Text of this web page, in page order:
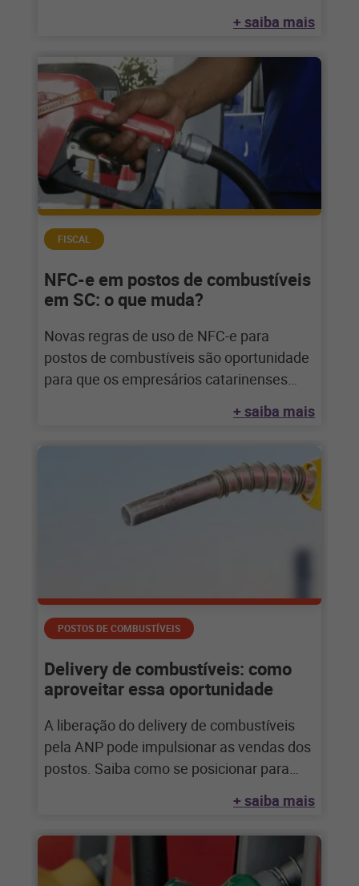
+ saiba mais
FISCAL
NFC-e em postos de combustíveis
em SC: o que muda?
Novas regras de uso de NFC-e para
postos de combustíveis são oportunidade
para que os empresários catarinenses
+ saiba mais
POSTOS DE COMBUSTÍVEIS
Delivery de combustíveis: como
aproveitar essa oportunidade
A liberação do delivery de combustíveis
pela ANP pode impulsionar as vendas dos
postos. Saiba como se posicionar para
+ saiba mais